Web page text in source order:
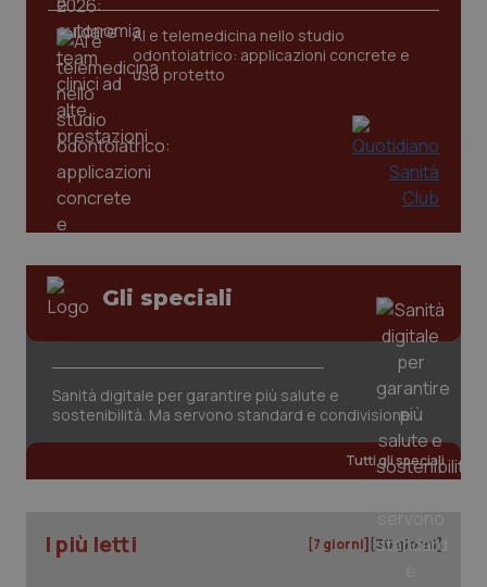
AI e telemedicina nello studio
odontoiatrico: applicazioni concrete e
uso protetto
Gli speciali
Sanità digitale per garantire più salute e
sostenibilità. Ma servono standard e condivisione
Tutti gli speciali
I più letti [7 giorni] [30 giorni]
CookieScriptConsent
www.quotidianosanita.it